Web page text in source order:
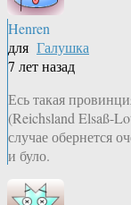
Henren
для Галушка
7 лет назад
Есь такая
(Reichsland Elsaß-
случае обернется
и було.